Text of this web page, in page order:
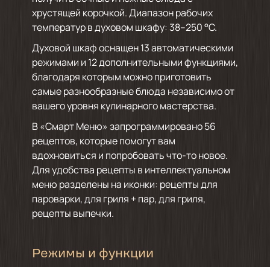
хрустящей корочкой. Диапазон рабочих
температур в духовом шкафу: 38–250 °C.
Духовой шкаф оснащен 13 автоматическими
режимами и 12 дополнительными функциями,
благодаря которым можно приготовить
самые разнообразные блюда независимо от
вашего уровня кулинарного мастерства.
В «Смарт Меню» запрограммировано 56
рецептов, которые помогут вам
вдохновиться и попробовать что-то новое.
Для удобства рецепты в интеллектуальном
меню разделены на иконки: рецепты для
пароварки, для гриля + пар, для гриля,
рецепты выпечки.
Режимы и функции